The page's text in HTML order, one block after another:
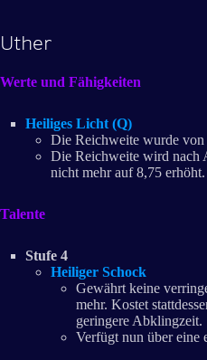
Uther
Werte und Fähigkeiten
Heiliges Licht (Q)
Die Reichweite wurde von
Die Reichweite wird nach
nicht mehr auf 8,75 erhöht.
Talente
Stufe 4
Heiliger Schock
Gewährt keine
mehr. Kostet
geringere Abklingzeit.
Verfügt nun über eine